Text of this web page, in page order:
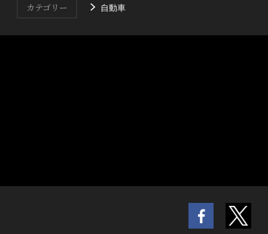
カテゴリー 自動車